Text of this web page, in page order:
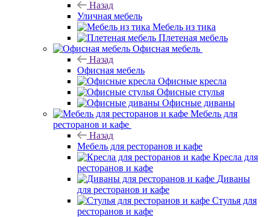
Уличная мебель
Назад
Уличная мебель
Мебель из тика
Офисная мебель
Назад
Офисная мебель
Офисные кресла
Офисные стулья
ресторанов и кафе
Назад
Мебель для ресторанов и кафе
Кресла для
ресторанов и кафе
Диваны
для ресторанов и кафе